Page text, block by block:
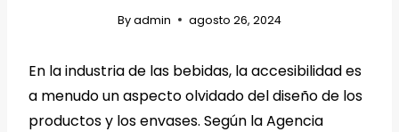
Byadmin agosto 26, 2024
En la industria de las bebidas, la accesibilidad es
a menudo un aspecto olvidado del diseño de los
productos y los envases. Según la Agencia